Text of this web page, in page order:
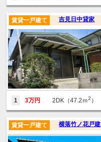
吉見日中貸家
賃貸一戸建て
1 3万円 2DK（47.2ｍ2 ）
横落竹ノ花戸建
賃貸一戸建て